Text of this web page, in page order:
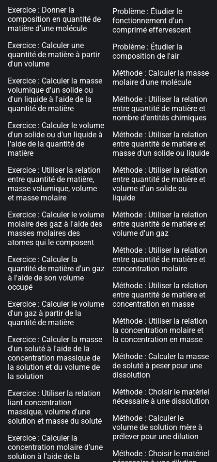
Exercice : Donner la
composition en quantité de
matière d'une molécule
Exercice : Calculer une
quantité de matière à partir
d'un volume
Exercice : Calculer la masse
volumique d'un solide ou
d'un liquide à l'aide de la
quantité de matière
Exercice : Calculer le volume
d'un solide ou d'un liquide à
l'aide de la quantité de
matière
Exercice : Utiliser la relation
entre quantité de matière,
masse volumique, volume
et masse molaire
Exercice : Calculer le volume
molaire des gaz à l'aide des
masses molaires des
atomes qui le composent
Exercice : Calculer la
quantité de matière d'un gaz
à l'aide de son volume
occupé
Exercice : Calculer le volume
d'un gaz à partir de la
quantité de matière
Exercice : Calculer la masse
d'un soluté à l'aide de la
concentration massique de
la solution et du volume de
la solution
Exercice : Utiliser la relation
liant concentration
massique, volume d'une
solution et masse du soluté
Exercice : Calculer la
concentration molaire d'une
solution à l'aide de la
Problème : Étudier le
fonctionnement d'un
comprimé effervescent
Problème : Étudier la
composition de l'air
Méthode : Calculer la masse
molaire d'une molécule
Méthode : Utiliser la relation
entre quantité de matière et
nombre d'entités chimiques
Méthode : Utiliser la relation
entre quantité de matière et
masse d'un solide ou liquide
Méthode : Utiliser la relation
entre quantité de matière et
volume d'un solide ou
liquide
Méthode : Utiliser la relation
entre quantité de matière et
volume d'un gaz
Méthode : Utiliser la relation
entre quantité de matière et
concentration molaire
Méthode : Utiliser la relation
entre quantité de matière et
concentration en masse
Méthode : Utiliser la relation
la concentration molaire et
la concentration en masse
Méthode : Calculer la masse
de soluté à peser pour une
dissolution
Méthode : Choisir le matériel
nécessaire à une dissolution
Méthode : Calculer le
volume de solution mère à
prélever pour une dilution
Méthode : Choisir le matériel